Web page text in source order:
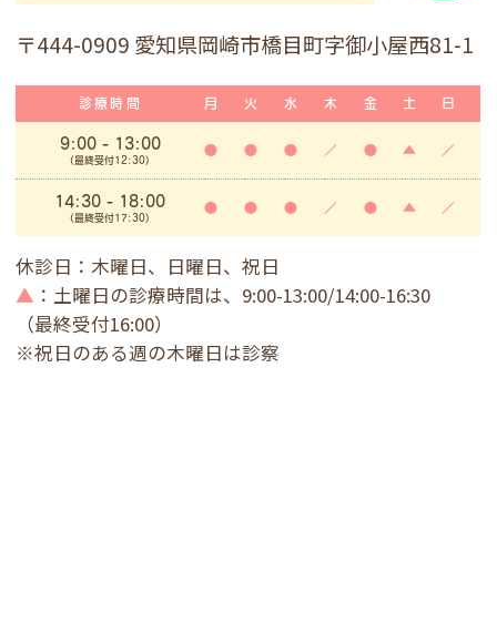
〒444-0909 愛知県岡崎市橋目町字御小屋西81-1
診療時間 月 火 水 木 金 土 日
9:00- 13:00
(最終受付12:30)
● ● ● ／ ● ▲ ／
14:30 - 18:00
(最終受付17:30)
● ● ● ／ ● ▲ ／
休診日：木曜日、日曜日、祝日
▲ ：土曜日の診療時間は、9:00-13:00/14:00-16:30
（最終受付16:00）
※祝日のある週の木曜日は診察